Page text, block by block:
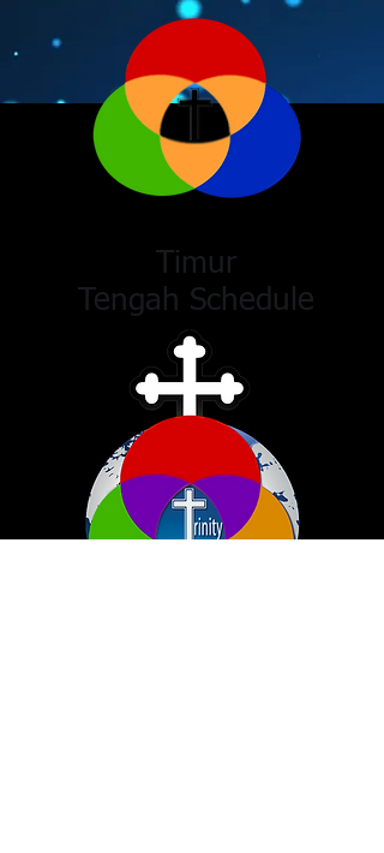
Timur
Tengah Schedule